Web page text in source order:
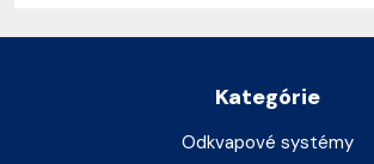
Kategórie
Odkvapové systémy